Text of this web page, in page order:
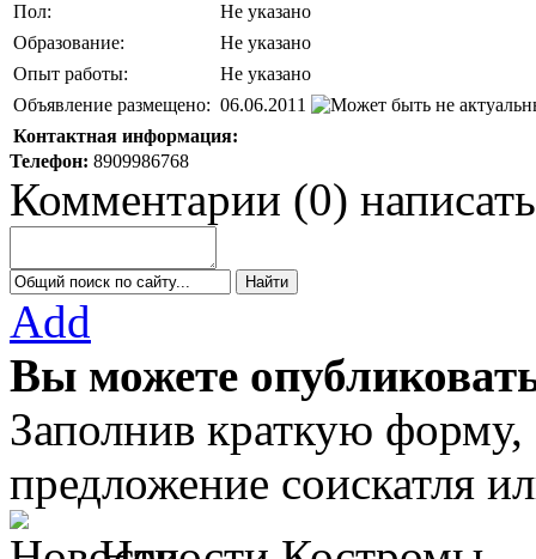
Пол:
Не указано
Образование:
Не указано
Опыт работы:
Не указано
Объявление размещено: 06.06.2011
Контактная информация:
Телефон: 8909986768
Комментарии (0) написать
Add
Вы можете
Заполнив краткую
предложение соискатля